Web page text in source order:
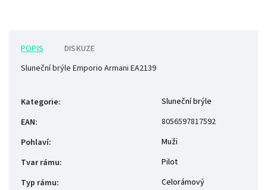
POPIS
DISKUZE
Sluneční brýle Emporio Armani EA2139
Kategorie:
Sluneční brýle
EAN:
8056597817592
Pohlaví:
Muži
Tvar rámu:
Pilot
Typ rámu:
Celorámový